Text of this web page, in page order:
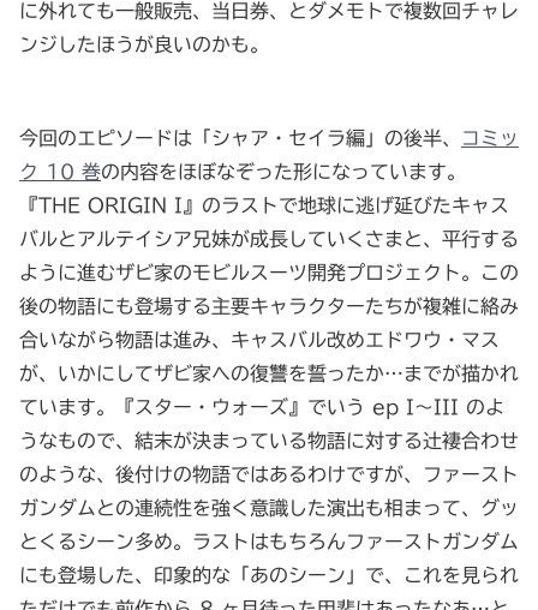
に外れても一般販売、当日券、とダメモトで複数回チャレ
ンジしたほうが良いのかも。
今回のエピソードは「シャア・セイラ編」の後半、
コミッ
ク 10 巻の内容をほぼなぞった形になっています。
『THE ORIGIN I』のラストで地球に逃げ延びたキャス
バルとアルテイシア兄妹が成長していくさまと、平行する
ように進むザビ家のモビルスーツ開発プロジェクト。この
後の物語にも登場する主要キャラクターたちが複雑に絡み
合いながら物語は進み、キャスバル改めエドワウ・マス
が、いかにしてザビ家への復讐を誓ったか…までが描かれ
ています。『スター・ウォーズ』でいう ep I～III のよ
うなもので、結末が決まっている物語に対する辻褄合わせ
のような、後付けの物語ではあるわけですが、ファースト
ガンダムとの連続性を強く意識した演出も相まって、グッ
とくるシーン多め。ラストはもちろんファーストガンダム
にも登場した、印象的な「あのシーン」で、これを見られ